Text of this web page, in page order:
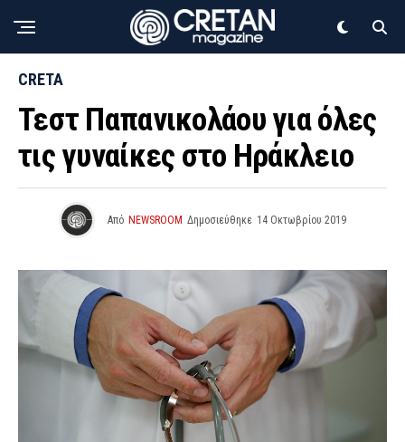
CRETA
Τεστ Παπανικολάου για όλες
τις γυναίκες στο Ηράκλειο
Από NEWSROOM Δημοσιεύθηκε 14 Οκτωβρίου 2019